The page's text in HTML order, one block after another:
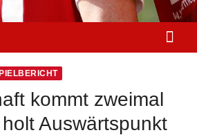
kommt zweimal
Auswärtspunkt